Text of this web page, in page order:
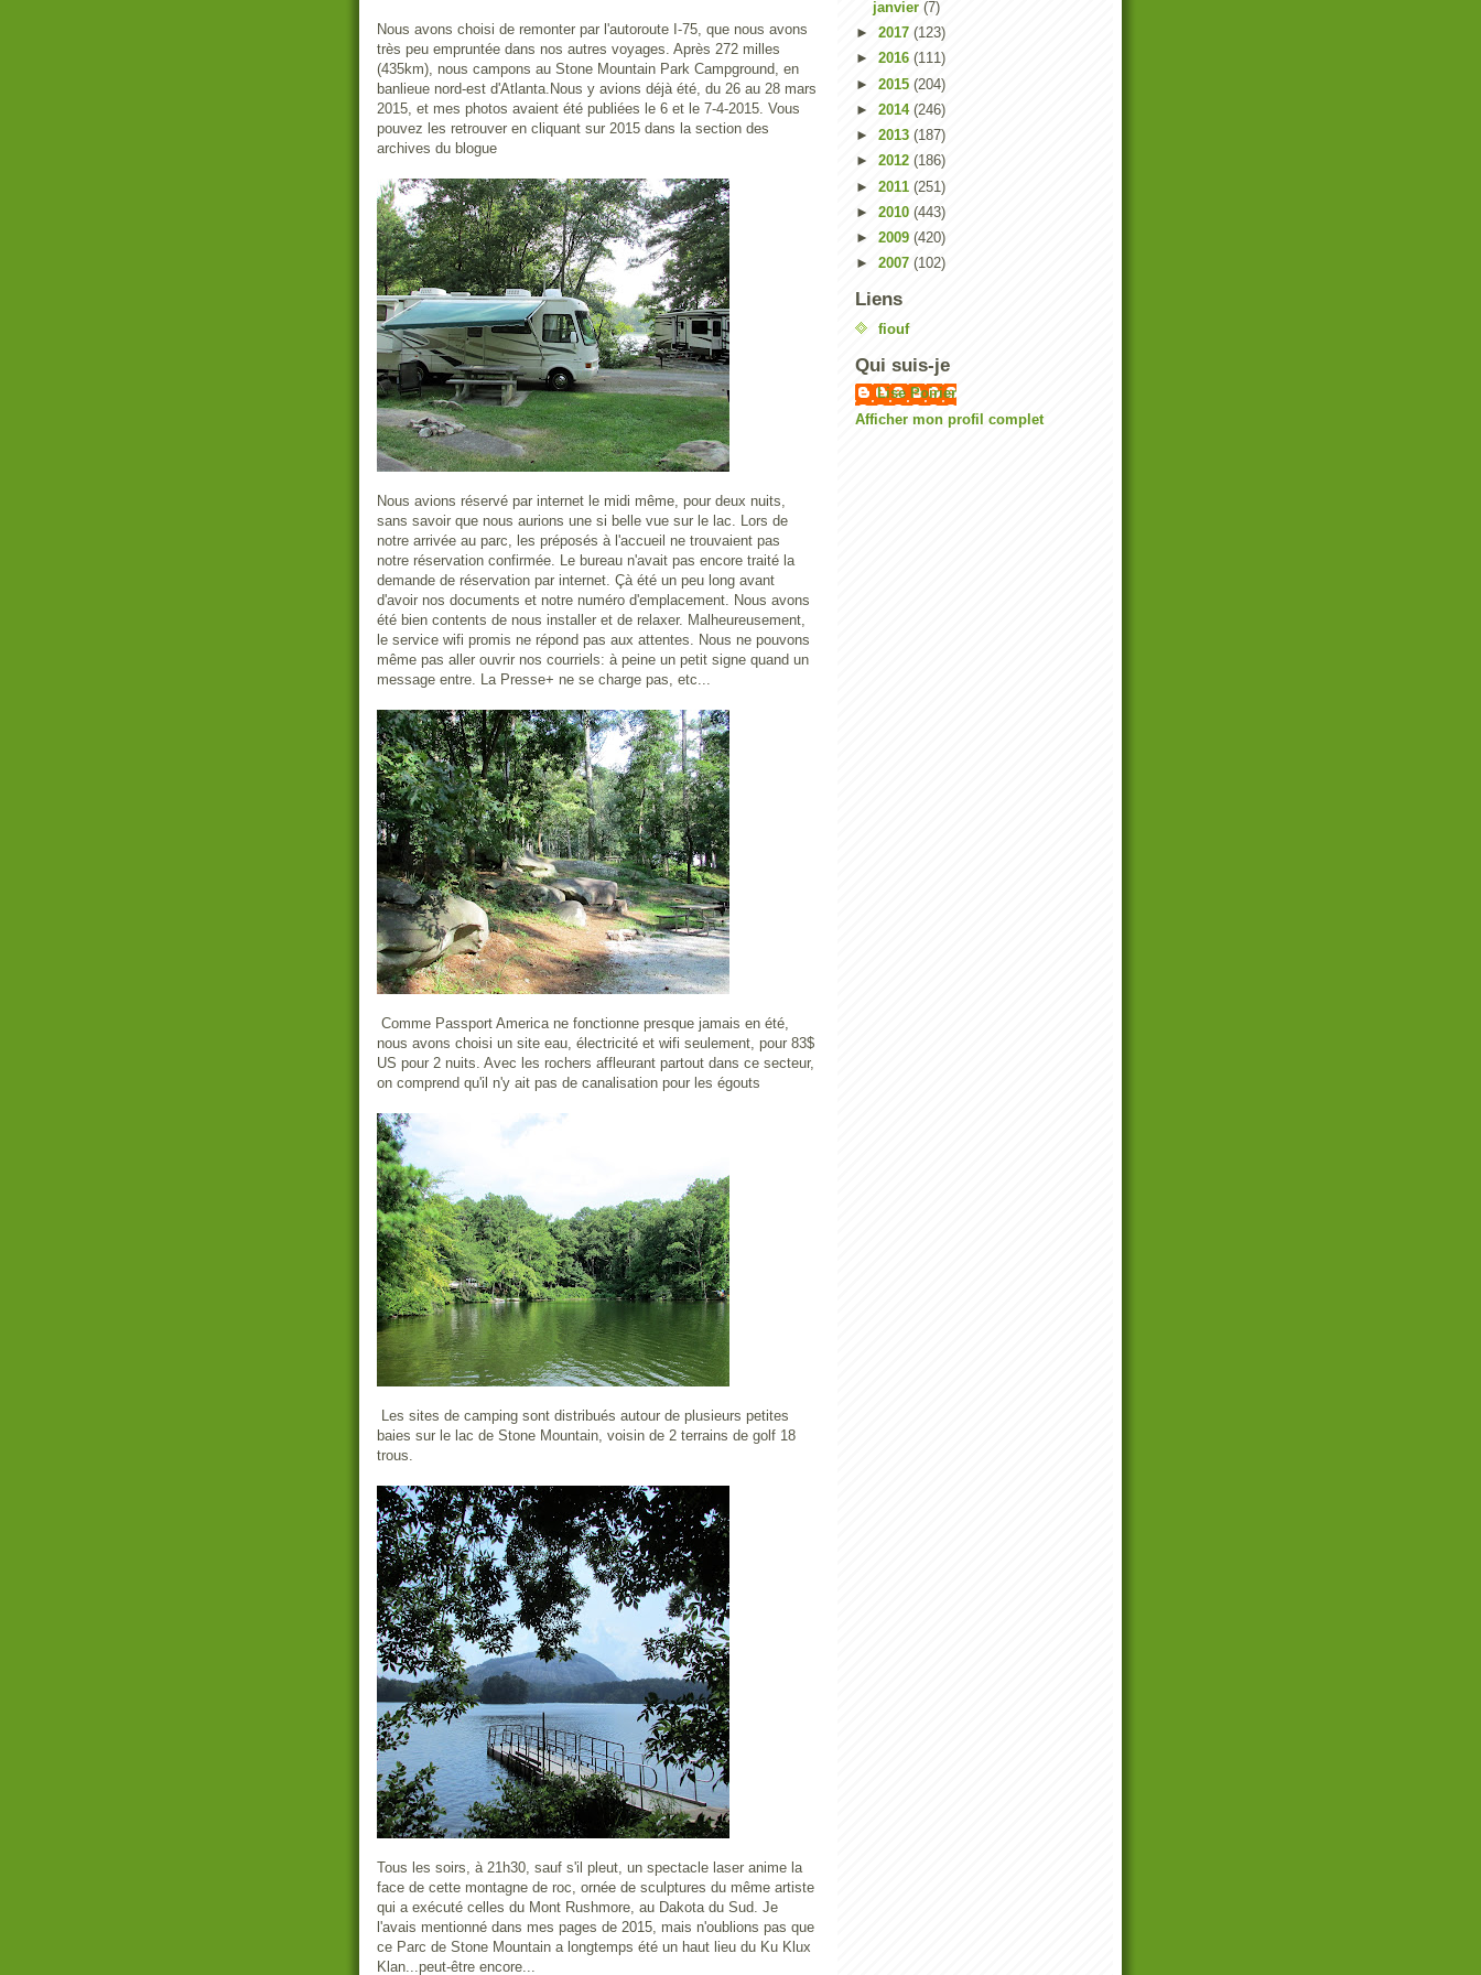
Nous avons choisi de remonter par l'autoroute I-75, que nous avons
très peu empruntée dans nos autres voyages. Après 272 milles
(435km), nous campons au Stone Mountain Park Campground, en
banlieue nord-est d'Atlanta.Nous y avions déjà été, du 26 au 28 mars
2015, et mes photos avaient été publiées le 6 et le 7-4-2015. Vous
pouvez les retrouver en cliquant sur 2015 dans la section des
archives du blogue
Nous avions réservé par internet le midi même, pour deux nuits,
sans savoir que nous aurions une si belle vue sur le lac. Lors de
notre arrivée au parc, les préposés à l'accueil ne trouvaient pas
notre réservation confirmée. Le bureau n'avait pas encore traité la
demande de réservation par internet. Çà été un peu long avant
d'avoir nos documents et notre numéro d'emplacement. Nous avons
été bien contents de nous installer et de relaxer. Malheureusement,
le service wifi promis ne répond pas aux attentes. Nous ne pouvons
même pas aller ouvrir nos courriels: à peine un petit signe quand un
message entre. La Presse+ ne se charge pas, etc...
Comme Passport America ne fonctionne presque jamais en été,
nous avons choisi un site eau, électricité et wifi seulement, pour 83$
US pour 2 nuits. Avec les rochers affleurant partout dans ce secteur,
on comprend qu'il n'y ait pas de canalisation pour les égouts
Les sites de camping sont distribués autour de plusieurs petites
baies sur le lac de Stone Mountain, voisin de 2 terrains de golf 18
trous.
Tous les soirs, à 21h30, sauf s'il pleut, un spectacle laser anime la
face de cette montagne de roc, ornée de sculptures du même artiste
qui a exécuté celles du Mont Rushmore, au Dakota du Sud. Je
l'avais mentionné dans mes pages de 2015, mais n'oublions pas que
ce Parc de Stone Mountain a longtemps été un haut lieu du Ku Klux
Klan...peut-être encore...
janvier (7)
► 2017 (123)
► 2016 (111)
► 2015 (204)
► 2014 (246)
► 2013 (187)
► 2012 (186)
► 2011 (251)
► 2010 (443)
► 2009 (420)
► 2007 (102)
Liens
fiouf
Qui suis-je
Lise Poirier
Afficher mon profil complet